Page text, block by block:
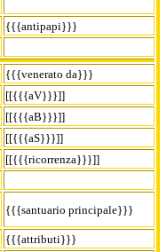
{{{antipapi}}}
{{{venerato da}}}
[[{{{aV}}}]]
[[{{{aB}}}]]
[[{{{aS}}}]]
[[{{{ricorrenza}}}]]
{{{santuario principale}}}
{{{attributi}}}